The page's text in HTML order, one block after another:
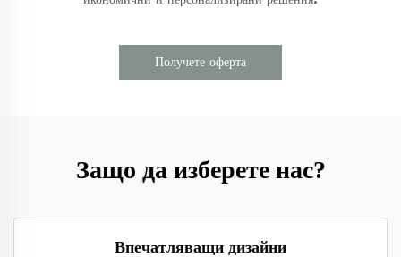
Получете оферта
Защо да изберете нас?
Впечатляващи дизайни